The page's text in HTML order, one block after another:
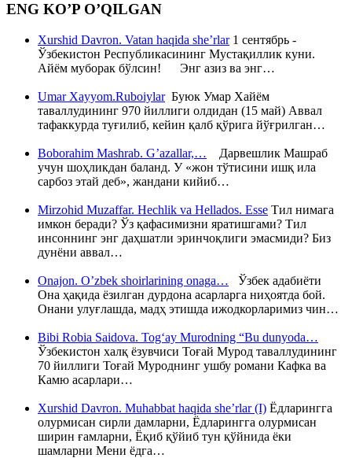
ENG KO’P O’QILGAN
Xurshid Davron. Vatan haqida she’rlar1 сентябрь -
Ўзбекистон Республикасининг Мустақиллик куни.
Айём муборак бўлсин! Энг азиз ва энг…
Umar Xayyom.RuboiylarБуюк Умар Хайём
таваллудининг 970 йиллиги олдидан (15 май) Аввал
тафаккурда туғилиб, кейин қалб қўрига йўғрилган…
Boborahim Mashrab. G’azallar,… Дарвешлик Машраб
учун шоҳликдан баланд. У «жон тўтисини ишқ ила
сарбоз этай деб», жандани кийиб…
Mirzohid Muzaffar. Hechlik va Hellados. Esse Тил нимага
имкон беради? Ўз қафасимизни яратишгами? Тил
инсоннинг энг даҳшатли эринчоқлиги эмасмиди? Биз
дунёни аввал…
Onajon. O’zbek shoirlarining onaga… Ўзбек адабиёти
Она ҳақида ёзилган дурдона асарларга ниҳоятда бой.
Онани улуғлашда, мадҳ этишда ижодкорларимиз чин…
Bibi Robia Saidova. Tog‘ay Murodning “Bu dunyoda…
Ўзбекистон халқ ёзувчиси Тоғай Мурод таваллудининг
70 йиллиги Тоғай Муроднинг ушбу романи Кафка ва
Камю асарлари…
Xurshid Davron. Muhabbat haqida she’rlar (I) Ёдларингга
олурмисан сирли дамларни, Ёдларингга олурмисан
ширин ғамларни, Ёқиб қўйиб тун қўйнида ёки
шамларни Мени ёдга…